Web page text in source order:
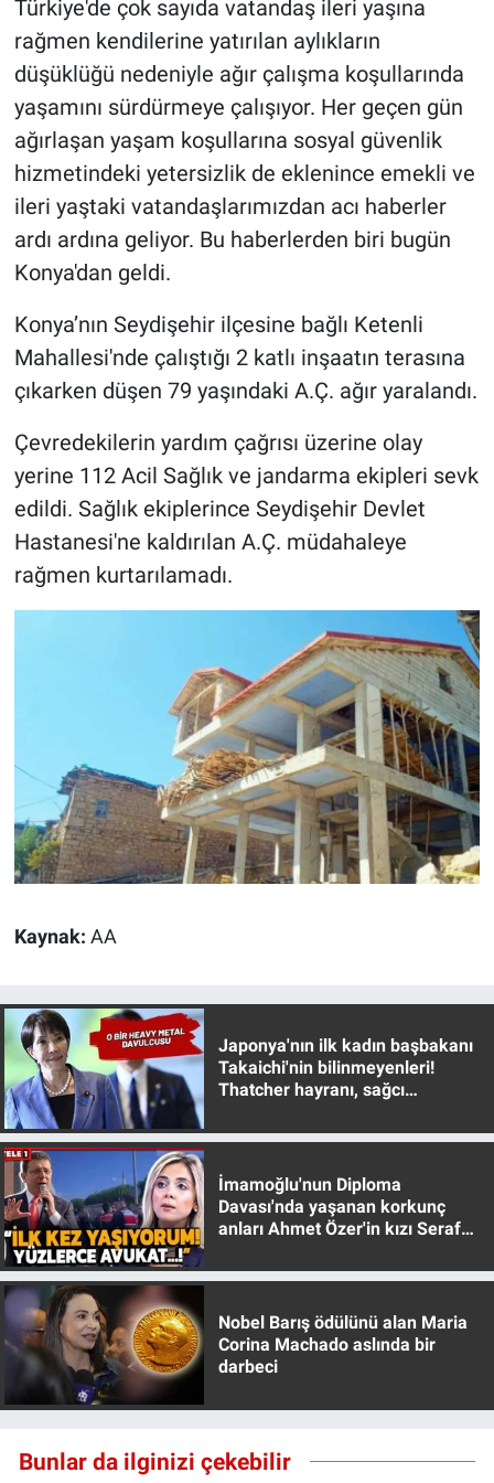
Türkiye'de çok sayıda vatandaş ileri yaşına
rağmen kendilerine yatırılan aylıkların
düşüklüğü nedeniyle ağır çalışma koşullarında
yaşamını sürdürmeye çalışıyor. Her geçen gün
ağırlaşan yaşam koşullarına sosyal güvenlik
hizmetindeki yetersizlik de eklenince emekli ve
ileri yaştaki vatandaşlarımızdan acı haberler
ardı ardına geliyor. Bu haberlerden biri bugün
Konya'dan geldi.
Konya’nın Seydişehir ilçesine bağlı Ketenli
Mahallesi'nde çalıştığı 2 katlı inşaatın terasına
çıkarken düşen 79 yaşındaki A.Ç. ağır yaralandı.
Çevredekilerin yardım çağrısı üzerine olay
yerine 112 Acil Sağlık ve jandarma ekipleri sevk
edildi. Sağlık ekiplerince Seydişehir Devlet
Hastanesi'ne kaldırılan A.Ç. müdahaleye
rağmen kurtarılamadı.
Kaynak: AA
Japonya'nın ilk kadın başbakanı
Takaichi'nin bilinmeyenleri!
Thatcher hayranı, sağcı
İmamoğlu'nun Diploma
Davası'nda yaşanan korkunç
anları Ahmet Özer'in kızı Seraf
Nobel Barış ödülünü alan Maria
Corina Machado aslında bir
darbeci
Bunlar da ilginizi çekebilir
Gündem Özel
Günün görüntüsü
Haber
İlan
Kimdir
Koronavirüs
Kültür Sanat
Ne demişti
Nedir
Programlar
Teknoloji
Türkiye'nin Geleceği
Yerel Yaşam
Canlı Yayın